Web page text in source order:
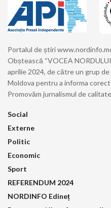
Portalul de știri
Obștească “VOCEA
aprilie 2024, de către un grup
Moldova pentru a informa
Promovăm jurnalismul de
Social
Externe
Politic
Economic
Sport
REFERENDUM 2024
NORDINFO Edineț